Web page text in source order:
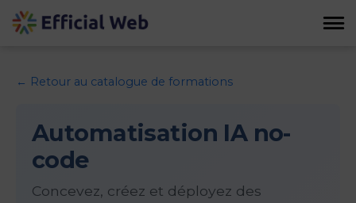
← Retour au catalogue de formations
Automatisation IA no-
code
Concevez, créez et déployez des